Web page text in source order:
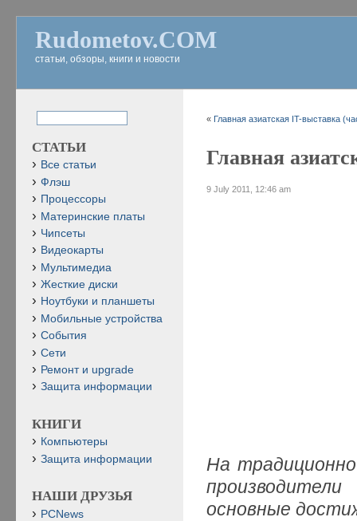
Rudometov.COM
статьи, обзоры, книги и новости
« Главная азиатская IT-выставка
Главная
9 July 2011, 12:46 am
На
основные
СТАТЬИ
Все статьи
Флэш
Процессоры
Материнские платы
Чипсеты
Видеокарты
Мультимедиа
Жесткие диски
Ноутбуки и планшеты
Мобильные устройства
События
Сети
Ремонт и upgrade
Защита информации
КНИГИ
Компьютеры
Защита информации
НАШИ ДРУЗЬЯ
PCNews